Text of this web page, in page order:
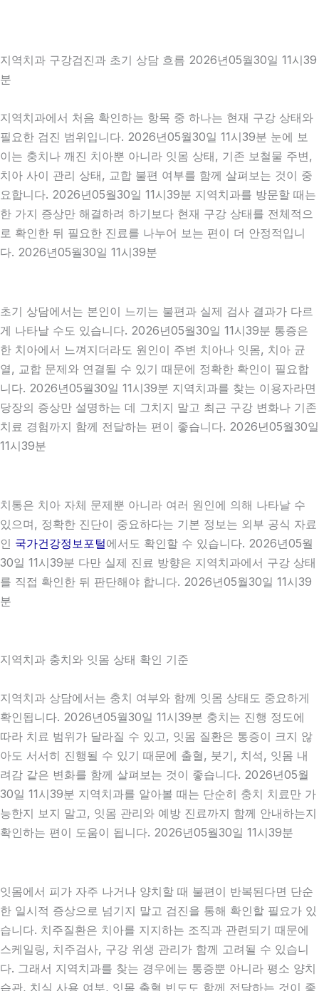
지역치과 구강검진과 초기 상담 흐름 2026년05월30일 11시39
분
지역치과에서 처음 확인하는 항목 중 하나는 현재 구강 상태와
필요한 검진 범위입니다. 2026년05월30일 11시39분 눈에 보
이는 충치나 깨진 치아뿐 아니라 잇몸 상태, 기존 보철물 주변,
치아 사이 관리 상태, 교합 불편 여부를 함께 살펴보는 것이 중
요합니다. 2026년05월30일 11시39분 지역치과를 방문할 때는
한 가지 증상만 해결하려 하기보다 현재 구강 상태를 전체적으
로 확인한 뒤 필요한 진료를 나누어 보는 편이 더 안정적입니
다. 2026년05월30일 11시39분
초기 상담에서는 본인이 느끼는 불편과 실제 검사 결과가 다르
게 나타날 수도 있습니다. 2026년05월30일 11시39분 통증은
한 치아에서 느껴지더라도 원인이 주변 치아나 잇몸, 치아 균
열, 교합 문제와 연결될 수 있기 때문에 정확한 확인이 필요합
니다. 2026년05월30일 11시39분 지역치과를 찾는 이용자라면
당장의 증상만 설명하는 데 그치지 말고 최근 구강 변화나 기존
치료 경험까지 함께 전달하는 편이 좋습니다. 2026년05월30일
11시39분
치통은 치아 자체 문제뿐 아니라 여러 원인에 의해 나타날 수
있으며, 정확한 진단이 중요하다는 기본 정보는 외부 공식 자료
인 국가건강정보포털에서도 확인할 수 있습니다. 2026년05월
30일 11시39분 다만 실제 진료 방향은 지역치과에서 구강 상태
를 직접 확인한 뒤 판단해야 합니다. 2026년05월30일 11시39
분
지역치과 충치와 잇몸 상태 확인 기준
지역치과 상담에서는 충치 여부와 함께 잇몸 상태도 중요하게
확인됩니다. 2026년05월30일 11시39분 충치는 진행 정도에
따라 치료 범위가 달라질 수 있고, 잇몸 질환은 통증이 크지 않
아도 서서히 진행될 수 있기 때문에 출혈, 붓기, 치석, 잇몸 내
려감 같은 변화를 함께 살펴보는 것이 좋습니다. 2026년05월
30일 11시39분 지역치과를 알아볼 때는 단순히 충치 치료만 가
능한지 보지 말고, 잇몸 관리와 예방 진료까지 함께 안내하는지
확인하는 편이 도움이 됩니다. 2026년05월30일 11시39분
잇몸에서 피가 자주 나거나 양치할 때 불편이 반복된다면 단순
한 일시적 증상으로 넘기지 말고 검진을 통해 확인할 필요가 있
습니다. 치주질환은 치아를 지지하는 조직과 관련되기 때문에
스케일링, 치주검사, 구강 위생 관리가 함께 고려될 수 있습니
다. 그래서 지역치과를 찾는 경우에는 통증뿐 아니라 평소 양치
습관, 치실 사용 여부, 잇몸 출혈 빈도도 함께 전달하는 것이 좋